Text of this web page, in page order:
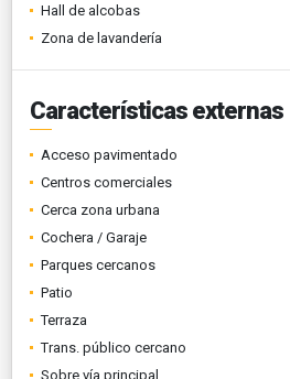
Hall de alcobas
Zona de lavandería
Características externas
Acceso pavimentado
Centros comerciales
Cerca zona urbana
Cochera / Garaje
Parques cercanos
Patio
Terraza
Trans. público cercano
Sobre vía principal